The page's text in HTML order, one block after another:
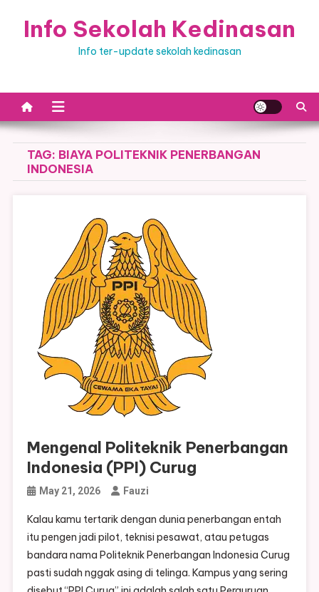
Info Sekolah Kedinasan
Info ter-update sekolah kedinasan
TAG: BIAYA POLITEKNIK PENERBANGAN
INDONESIA
Mengenal Politeknik Penerbangan
Indonesia (PPI) Curug
May 21, 2026 Fauzi
Kalau kamu tertarik dengan dunia penerbangan entah
itu pengen jadi pilot, teknisi pesawat, atau petugas
bandara nama Politeknik Penerbangan Indonesia Curug
pasti sudah nggak asing di telinga. Kampus yang sering